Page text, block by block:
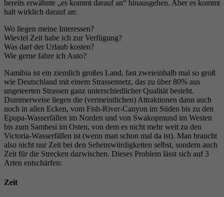
bereits erwähnte „es kommt darauf an“ hinausgehen. Aber es kommt
halt wirklich darauf an:
Wo liegen meine Interessen?
Wieviel Zeit habe ich zur Verfügung?
Was darf der Urlaub kosten?
Wie gerne fahre ich Auto?
Namibia ist ein ziemlich großes Land, fast zweieinhalb mal so groß
wie Deutschland mit einem Strassennetz, das zu über 80% aus
ungeteerten Strassen ganz unterschiedlicher Qualität besteht.
Dummerweise liegen die (vermeintlichen) Attraktionen dann auch
noch in allen Ecken, vom Fish-River-Canyon im Süden bis zu den
Epupa-Wasserfällen im Norden und von Swakopmund im Westen
bis zum Sambesi im Osten, von dem es nicht mehr weit zu den
Victoria-Wasserfällen ist (wenn man schon mal da ist). Man braucht
also nicht nur Zeit bei den Sehenswürdigkeiten selbst, sondern auch
Zeit für die Strecken dazwischen. Dieses Problem lässt sich auf 3
Arten entschärfen:
Zeit